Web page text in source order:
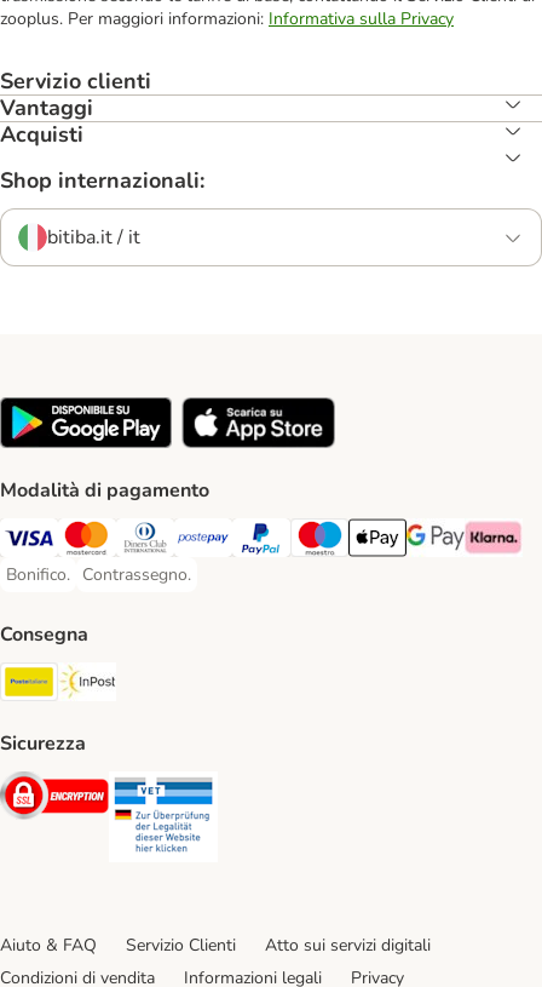
zooplus. Per maggiori informazioni: Informativa sulla Privacy
Servizio clienti
Vantaggi
Acquisti
Shop internazionali:
bitiba.it / it
Modalità di pagamento
Visa. Payment Method
Mastercard. Payment Method
Diners Club. Payment Method
Postepay. Payment Method
PayPal. Payment Method
Maestro. Payment Method
Apple pay. Payment
Google Pay
Klarna
Bonifico.
Bonifico. Payment Method
Contrassegno.
Contrassegno. Payment Method
Consegna
Poste Italiane. Shipping Method
Sicurezza
Security
Aiuto & FAQ Servizio Clienti
Atto sui servizi digitali
Condizioni di vendita
Informazioni legali Privacy